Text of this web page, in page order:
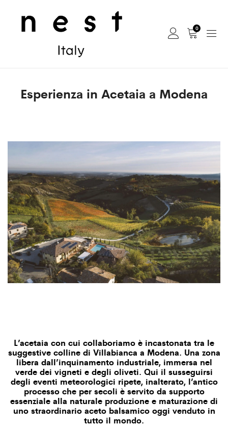
0
Esperienza in Acetaia a Modena
L’acetaia con cui collaboriamo è incastonata tra le
suggestive colline di Villabianca a Modena. Una zona
libera dall’inquinamento industriale, immersa nel
verde dei vigneti e degli oliveti. Qui il susseguirsi
degli eventi meteorologici ripete, inalterato, l’antico
processo che per secoli è servito da supporto
essenziale alla naturale produzione e maturazione di
uno straordinario aceto balsamico oggi venduto in
tutto il mondo.